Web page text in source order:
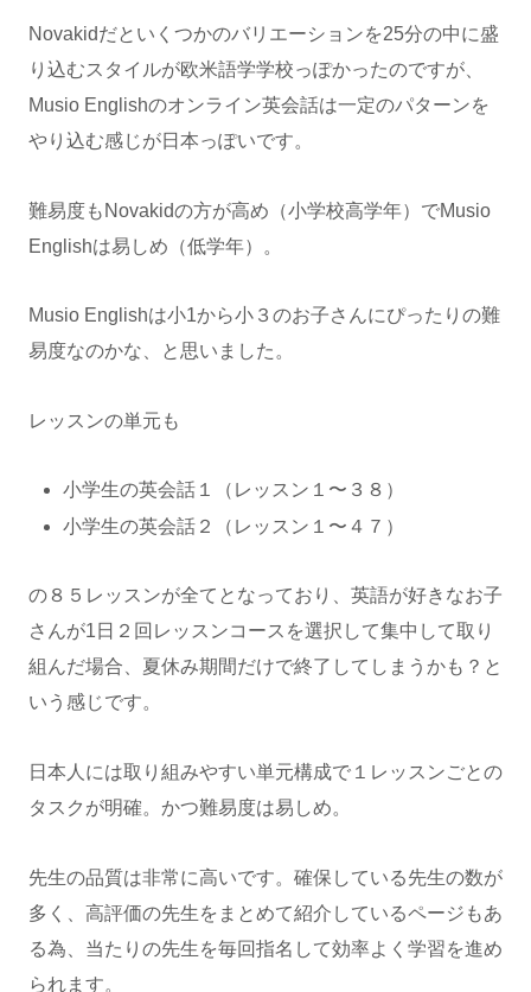
Novakidだといくつかのバリエーションを25分の中に盛
り込むスタイルが欧米語学学校っぽかったのですが、
Musio Englishのオンライン英会話は一定のパターンを
やり込む感じが日本っぽいです。
難易度もNovakidの方が高め（小学校高学年）でMusio
Englishは易しめ（低学年）。
Musio Englishは小1から小３のお子さんにぴったりの難
易度なのかな、と思いました。
レッスンの単元も
小学生の英会話１（レッスン１〜３８）
小学生の英会話２（レッスン１〜４７）
の８５レッスンが全てとなっており、英語が好きなお子
さんが1日２回レッスンコースを選択して集中して取り
組んだ場合、夏休み期間だけで終了してしまうかも？と
いう感じです。
日本人には取り組みやすい単元構成で１レッスンごとの
タスクが明確。かつ難易度は易しめ。
先生の品質は非常に高いです。確保している先生の数が
多く、高評価の先生をまとめて紹介しているページもあ
る為、当たりの先生を毎回指名して効率よく学習を進め
られます。